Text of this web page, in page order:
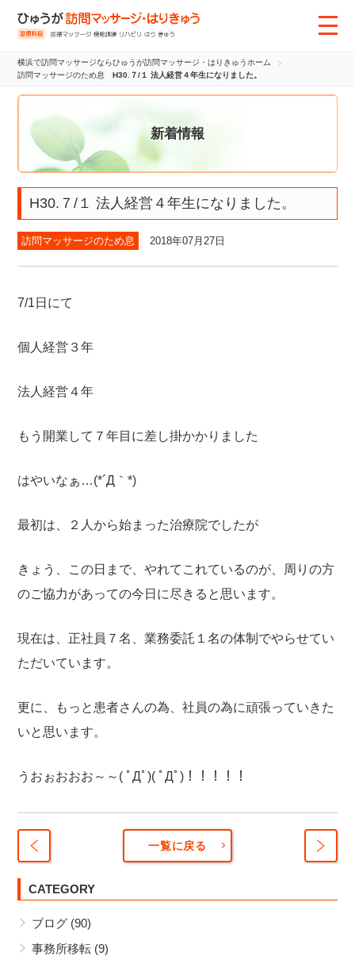
横浜で訪問マッサージならひゅうが訪問マッサージ・はりきゅうホーム
訪問マッサージのため息
H30.７/１ 法人経営４年生になりました。
新着情報
H30.７/１ 法人経営４年生になりました。
訪問マッサージのため息 2018年07月27日
7/1日にて
個人経営３年
法人経営４年
もう開業して７年目に差し掛かかりました
はやいなぁ…(*´Д｀*)
最初は、２人から始まった治療院でしたが
きょう、この日まで、やれてこれているのが、周りの方
のご協力があっての今日に尽きると思います。
現在は、正社員７名、業務委託１名の体制でやらせてい
ただいています。
更に、もっと患者さんの為、社員の為に頑張っていきた
いと思います。
うおぉおおお～～( ﾟДﾟ)( ﾟДﾟ)！！！！！
手帳
身。
一覧に戻る
CATEGORY
ブログ (90)
事務所移転 (9)